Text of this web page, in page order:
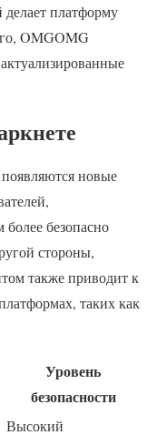
платформу
OMGOMG
новые
безопасно
стороны,
также приводит к
таких как
Уровень
безопасности
Высокий